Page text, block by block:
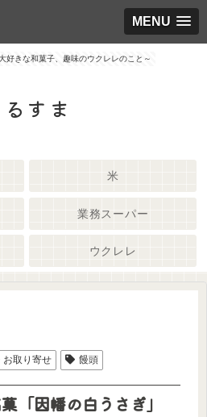
MENU
好きな和菓子、趣味のウクレレのこと～
すま
米
業務スーパー
ウクレレ
お取り寄せ 饅頭
「因幡の白うさぎ」